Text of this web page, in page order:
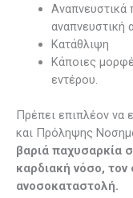
Αναπνευστικά
αναπνευστική
Κατάθλιψη
Κάποιες
εντέρου.
Πρέπει επιπλέον να
και Πρόληψης
βαριά παχυσαρκία
καρδιακή νόσο,
ανοσοκαταστολή.